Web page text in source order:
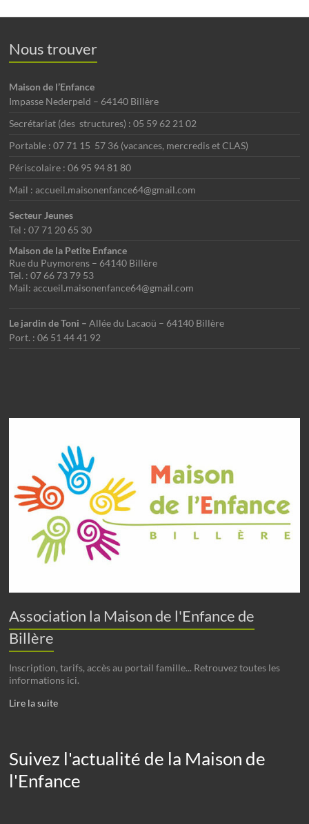
Nous trouver
Maison de l’Enfance
Impasse Nederpeld – 64140 Billère
Secrétariat (des structures) : 05 59 62 21 02
Portable : 07 71 15 57 36 (vacances, mercredis et CLAS)
Périscolaire : 06 95 94 81 80
Mail : accueil.maisonenfance64@gmail.com
Secteur Jeunes
Tel : 07 71 20 65 30
Maison de la Petite Enfance
Rue du Puymorens – 64140 Billère
Tel. : 07 66 73 79 53
Mail: accueil.maisonenfance64@gmail.com
Le jardin de Toni –Allée du Lacaoü – 64140 Billère
Port. : 06 51 44 41 92
Association la Maison de l'Enfance de
Billère
Inscription, tarifs, accès au portail famille... Retrouvez toutes les
informations ici.
Lire la suite
Suivez l'actualité de la Maison de
l'Enfance